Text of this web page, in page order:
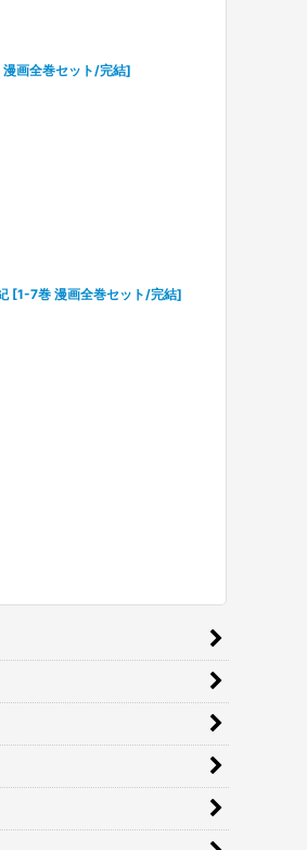
画全巻セット/完結]
[1-7巻 漫画全巻セット/完結]